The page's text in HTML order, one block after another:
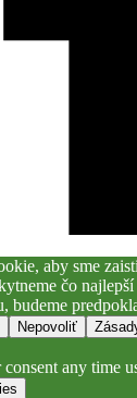
aby sme
čo
budeme
Nepovoliť
any time